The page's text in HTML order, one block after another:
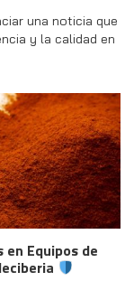
una noticia que
y la calidad en
Equipos de